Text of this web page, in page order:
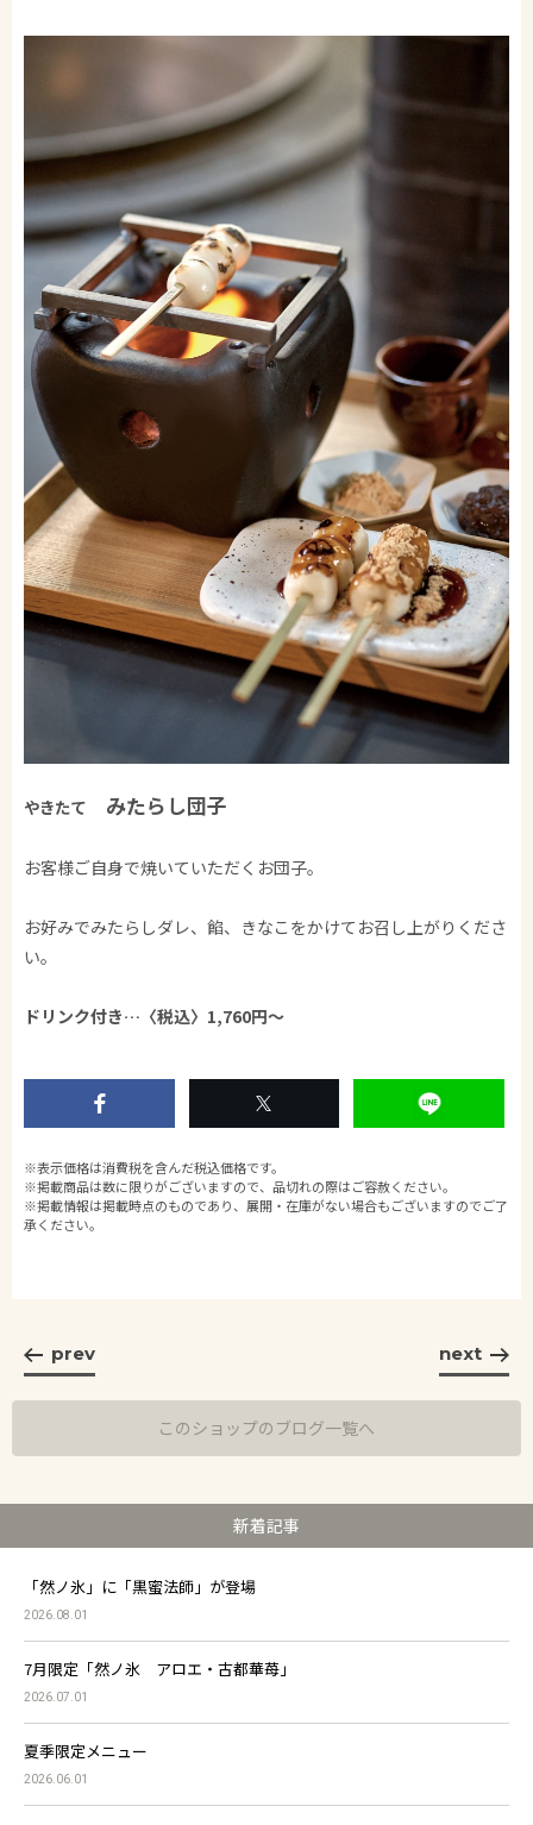
やきたて みたらし団子
お客様ご自身で焼いていただくお団子。
お好みでみたらしダレ、餡、きなこをかけてお召し上がりくださ
い。
ドリンク付き…〈税込〉1,760円～
※表示価格は消費税を含んだ税込価格です。
※掲載商品は数に限りがございますので、品切れの際はご容赦ください。
※掲載情報は掲載時点のものであり、展開・在庫がない場合もございますのでご了
承ください。
prev next
このショップのブログ一覧へ
新着記事
「然ノ氷」に「黒蜜法師」が登場
2026.08.01
7月限定「然ノ氷 アロエ・古都華苺」
2026.07.01
夏季限定メニュー
2026.06.01